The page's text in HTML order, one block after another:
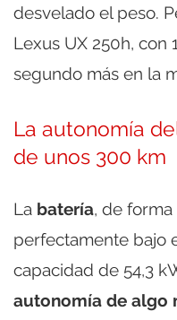
desvelado el peso.
Lexus UX 250h, con
segundo más en la
La autonomía
de unos 300 km
La batería, de forma
perfectamente bajo
capacidad de 54,3
autonomía de algo